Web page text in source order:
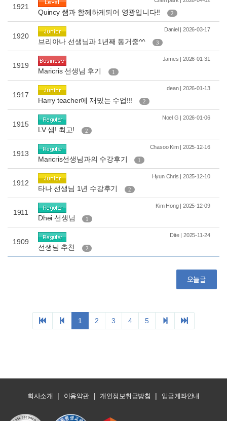
회사소개 | 이용약관 | 개인정보취급방침 | 입금계좌안내